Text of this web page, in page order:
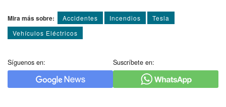
Mira más sobre: Accidentes Incendios
Tesla
Vehí­culos Eléctricos
Síguenos en: Suscríbete en: